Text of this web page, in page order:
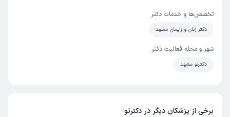
رفتم پیش دکتر ابراهیمی برخورد ملایم و مطلوبی داشتن که کلی
از استرس زایمانم گرفته شد .ممنون دارشون هستم .وخیلی هم
با اطمینان قول اینکه روز زایمان میان پیشم تو بیمارستان رو
تنش هامو کم کرد ان شاالله که تا آخر که زایمان کنم همینطوری
تخصص‌ها و خدمات دکتر
دکتر زنان و زایمان مشهد
شهر و محله فعالیت دکتر
دکترتو مشهد
برخی از پزشکان دیگر در دکترتو